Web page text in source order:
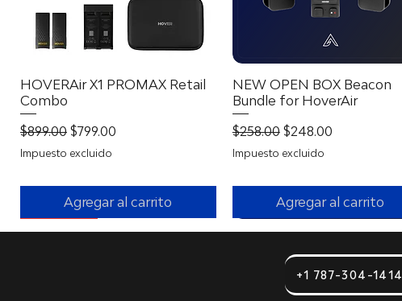
Vista rápida
HOVERAir X1 PROMAX Retail
Combo
Precio
$899.00 Precio de oferta
$799.00
Impuesto excluido
Agregar al carrito
Vista rápida
NEW OPEN BOX Beacon
Bundle for HoverAir
Precio
$258.00 Precio de oferta
$248.00
Impuesto excluido
Agregar al carrito
+1 787-304-1414